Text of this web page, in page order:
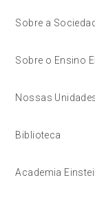
Sobre a
Sobre o Ensino
Nossas
Biblioteca
Academia